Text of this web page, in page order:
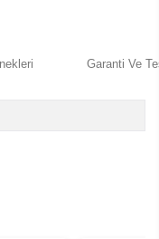
Garanti Ve